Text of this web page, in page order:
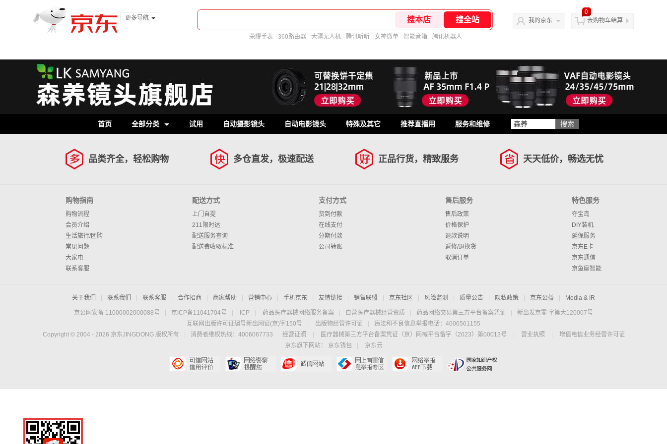
更多导航
荣耀手表 360路由器 大疆无人机 腾讯听听 女神微单 智能音箱 腾讯机器人
我的京东
0
去购物车结算
首页 全部分类 试用 自动摄影镜头 自动电影镜头 特殊及其它 推荐直播用 服务和维修
品类齐全，轻松购物 多仓直发，极速配送 正品行货，精致服务 天天低价，畅选无忧
购物指南
购物流程
会员介绍
生活旅行/团购
常见问题
大家电
联系客服
配送方式
上门自提
211限时达
配送服务查询
配送费收取标准
支付方式
货到付款
在线支付
分期付款
公司转账
售后服务
售后政策
价格保护
退款说明
返修/退换货
取消订单
特色服务
夺宝岛
DIY装机
延保服务
京东E卡
京东通信
京鱼座智能
关于我们 联系我们 联系客服 合作招商 商家帮助 营销中心 手机京东 友情链接 销售联盟 京东社区 风险监测 质量公告 隐私政策 京东公益 Media & IR
京公网安备 11000002000088号 京ICP备11041704号 ICP 药品医疗器械网络服务备案 自营医疗器械经营资质 药品网络交易第三方平台备案凭证
新出发京零 字第大120007号
互联网出版许可证编号新出网证(京)字150号
出版物经营许可证
违法和不良信息举报电话：4006561155
Copyright © 2004 - 2026 京东JINGDONG 版权所有 消费者维权热线：4006067733 经营证照 医疗器械第三方平台备案凭证（京）网械平台备字（2023）第00013号 营业执照
增值电信业务经营许可证
京东旗下网站：
京东钱包 京东云